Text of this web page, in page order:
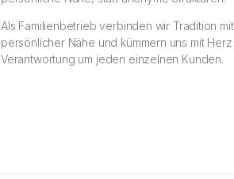
Als Familienbetrieb verbinden wir Tradition mit
persönlicher Nähe und kümmern uns mit
Verantwortung um jeden einzelnen Kunden.